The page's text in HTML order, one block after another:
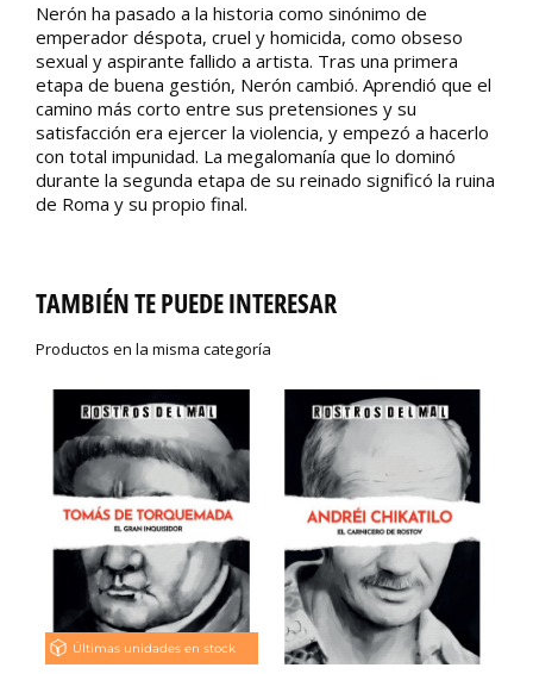
Nerón ha pasado a la historia como sinónimo de
emperador déspota, cruel y homicida, como obseso
sexual y aspirante fallido a artista. Tras una primera
etapa de buena gestión, Nerón cambió. Aprendió que el
camino más corto entre sus pretensiones y su
satisfacción era ejercer la violencia, y empezó a hacerlo
con total impunidad. La megalomanía que lo dominó
durante la segunda etapa de su reinado significó la ruina
de Roma y su propio final.
TAMBIÉN TE PUEDE INTERESAR
Productos en la misma categoría
Últimas unidades en stock